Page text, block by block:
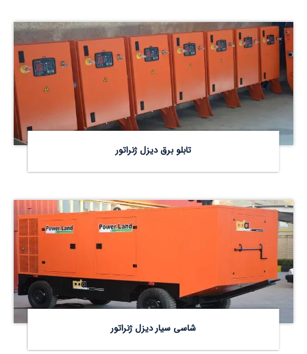
تابلو برق دیزل ژنراتور
شاسی سیار دیزل ژنراتور